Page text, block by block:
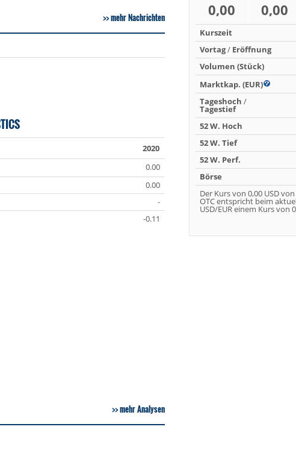
mehr Nachrichten
2020
0.00
0.00
-
-0.11
mehr Analysen
0,00 0,00
Kurszeit
Vortag/ Eröffnung
Volumen (Stück)
Marktkap. (EUR)
Tageshoch /
Tagestief
52 W. Hoch
52 W. Tief
52 W. Perf.
Börse
Der Kurs von 0,00 USD
OTC entspricht beim
USD/EUR einem Kurs von